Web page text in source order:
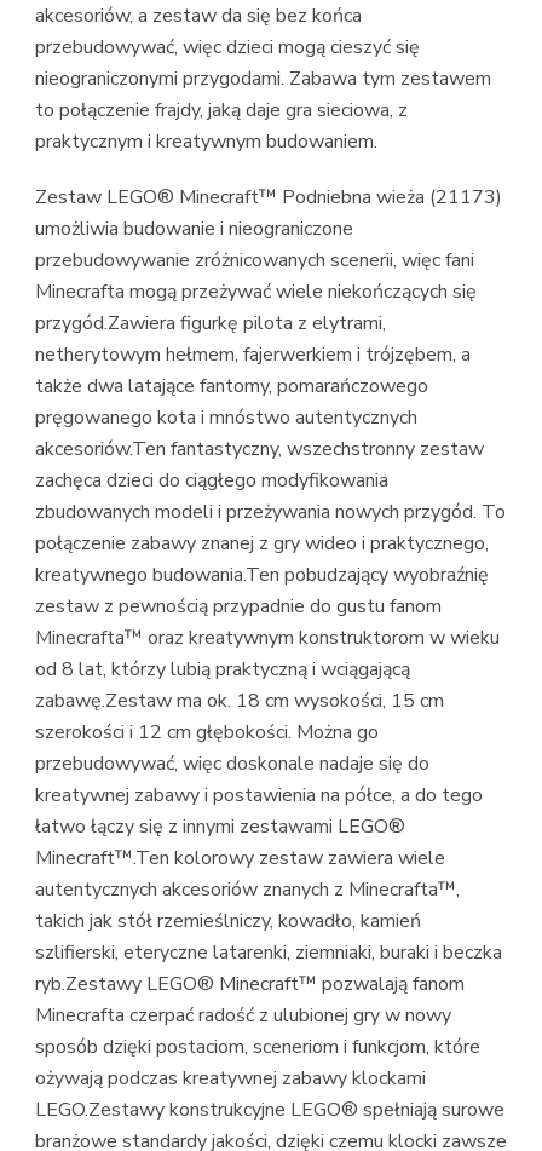
akcesoriów, a zestaw da się bez końca
przebudowywać, więc dzieci mogą cieszyć się
nieograniczonymi przygodami. Zabawa tym zestawem
to połączenie frajdy, jaką daje gra sieciowa, z
praktycznym i kreatywnym budowaniem.
Zestaw LEGO® Minecraft™ Podniebna wieża (21173)
umożliwia budowanie i nieograniczone
przebudowywanie zróżnicowanych scenerii, więc fani
Minecrafta mogą przeżywać wiele niekończących się
przygód.Zawiera figurkę pilota z elytrami,
netherytowym hełmem, fajerwerkiem i trójzębem, a
także dwa latające fantomy, pomarańczowego
pręgowanego kota i mnóstwo autentycznych
akcesoriów.Ten fantastyczny, wszechstronny zestaw
zachęca dzieci do ciągłego modyfikowania
zbudowanych modeli i przeżywania nowych przygód. To
połączenie zabawy znanej z gry wideo i praktycznego,
kreatywnego budowania.Ten pobudzający wyobraźnię
zestaw z pewnością przypadnie do gustu fanom
Minecrafta™ oraz kreatywnym konstruktorom w wieku
od 8 lat, którzy lubią praktyczną i wciągającą
zabawę.Zestaw ma ok. 18 cm wysokości, 15 cm
szerokości i 12 cm głębokości. Można go
przebudowywać, więc doskonale nadaje się do
kreatywnej zabawy i postawienia na półce, a do tego
łatwo łączy się z innymi zestawami LEGO®
Minecraft™.Ten kolorowy zestaw zawiera wiele
autentycznych akcesoriów znanych z Minecrafta™,
takich jak stół rzemieślniczy, kowadło, kamień
szlifierski, eteryczne latarenki, ziemniaki, buraki i beczka
ryb.Zestawy LEGO® Minecraft™ pozwalają fanom
Minecrafta czerpać radość z ulubionej gry w nowy
sposób dzięki postaciom, sceneriom i funkcjom, które
ożywają podczas kreatywnej zabawy klockami
LEGO.Zestawy konstrukcyjne LEGO® spełniają surowe
branżowe standardy jakości, dzięki czemu klocki zawsze